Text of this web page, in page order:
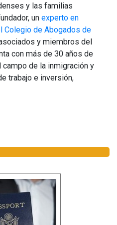
y las familias
un experto en
Colegio de Abogados de
y miembros del
con más de 30 años de
de la inmigración y
trabajo e inversión,